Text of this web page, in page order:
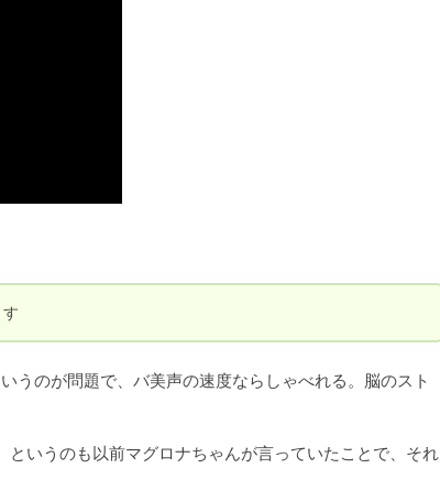
のが問題で、バ美声の速度ならしゃべれる。脳のスト
いうのも以前マグロナちゃんが言っていたことで、それ